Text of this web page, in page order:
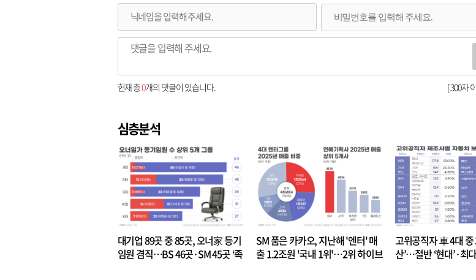
[ 300자
현재 총0개의 댓글이 있습니다.
심층분석
대기업 89곳 중 85곳, 오너家 등기
임원 겸직…BS 46곳·SM 45곳 ‘족
SM 품은 카카오, 지난해 '엔터' 매
출 1.2조원 '국내 1위'…2위 하이브
고위공직자 車 4대 중
산’…절반 ‘현대’·최